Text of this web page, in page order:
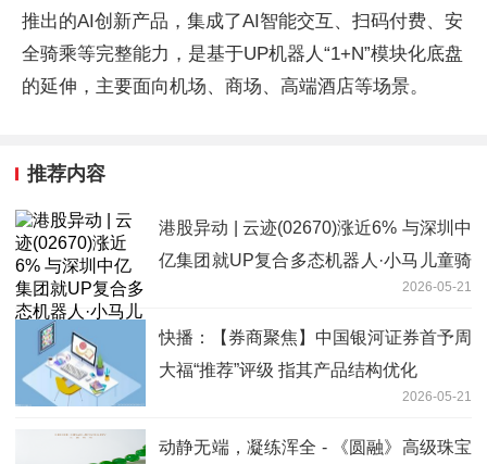
推出的AI创新产品，集成了AI智能交互、扫码付费、安
全骑乘等完整能力，是基于UP机器人“1+N”模块化底盘
的延伸，主要面向机场、商场、高端酒店等场景。
推荐内容
港股异动 | 云迹(02670)涨近6% 与深圳中
亿集团就UP复合多态机器人·小马儿童骑
2026-05-21
快播：【券商聚焦】中国银河证券首予周
大福“推荐”评级 指其产品结构优化
2026-05-21
动静无端，凝练浑全 - 《圆融》高级珠宝